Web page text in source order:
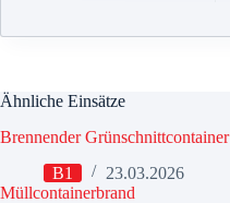
Ähnliche Einsätze
Brennender Grünschnittcontainer
B1
23.03.2026
Müllcontainerbrand